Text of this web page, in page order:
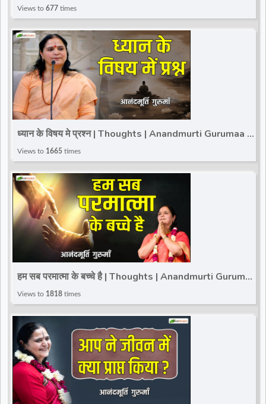
Pradesh) | Acharya Kaushik Ji Maharaj | Day 8
Views to 677 times
ध्यान के विषय मे प्रश्न | Thoughts | Anandmurti Gurumaa |
Total Bhakti
Views to 1665 times
हम सब परमात्मा के बच्चे है | Thoughts | Anandmurti Gurumaa
| Total Bhakti
Views to 1818 times